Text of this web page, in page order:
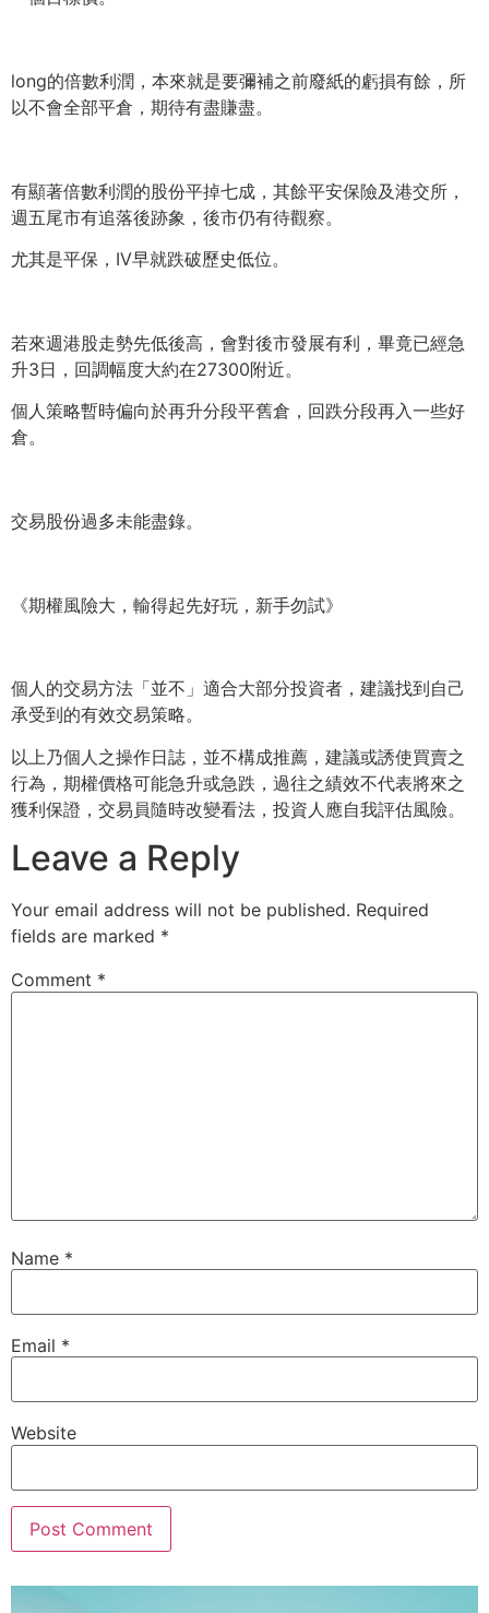
long的倍數利潤，本來就是要彌補之前廢紙的虧損有餘， 所
以不會全部平倉，期待有盡賺盡。
有顯著倍數利潤的股份平掉七成，其餘平安保險及港交所，
週五尾市有追落後跡象，後市仍有待觀察。
尤其是平保，IV早就跌破歷史低位。
若來週港股走勢先低後高，會對後市發展有利，畢竟已經急
升3日， 回調幅度大約在27300附近。
個人策略暫時偏向於再升分段平舊倉，回跌分段再入一些好
倉。
交易股份過多未能盡錄。
《期權風險大，輸得起先好玩，新手勿試》
個人的交易方法「並不」適合大部分投資者， 建議找到自己
承受到的有效交易策略。
以上乃個人之操作日誌，並不構成推薦，建議或誘使買賣之
行為， 期權價格可能急升或急跌，過往之績效不代表將來之
獲利保證， 交易員隨時改變看法，投資人應自我評估風險。
Leave a Reply
Your email address will not be published. Required
fields are marked *
Comment *
Name *
Email *
Website